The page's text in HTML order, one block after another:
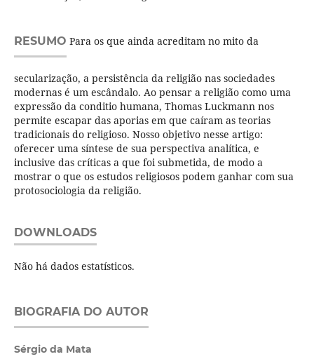
RESUMO Para os que ainda acreditam no mito da
secularização, a persistência da religião nas sociedades
modernas é um escândalo. Ao pensar a religião como uma
expressão da conditio humana, Thomas Luckmann nos
permite escapar das aporias em que caíram as teorias
tradicionais do religioso. Nosso objetivo nesse artigo:
oferecer uma síntese de sua perspectiva analítica, e
inclusive das críticas a que foi submetida, de modo a
mostrar o que os estudos religiosos podem ganhar com sua
protosociologia da religião.
DOWNLOADS
Não há dados estatísticos.
BIOGRAFIA DO AUTOR
Sérgio da Mata